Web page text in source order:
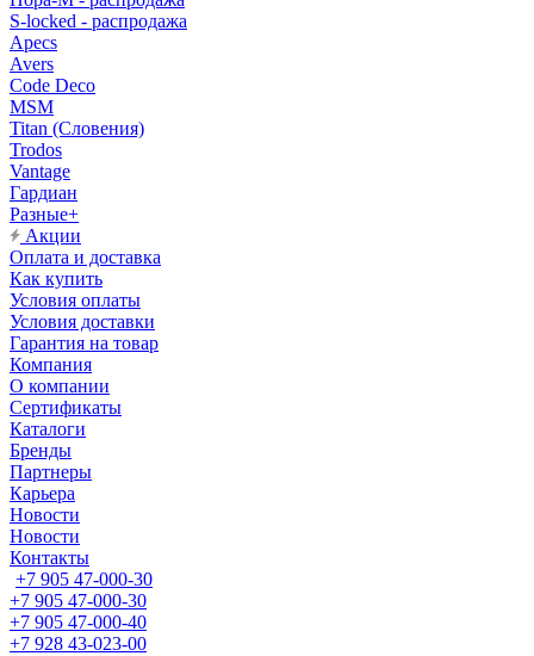
S-locked - распродажа
Apecs
Avers
Code Deco
MSM
Titan (Словения)
Trodos
Vantage
Гардиан
Разные+
Акции
Оплата и доставка
Как купить
Условия оплаты
Условия доставки
Гарантия на товар
Компания
О компании
Сертификаты
Каталоги
Бренды
Партнеры
Карьера
Новости
Новости
Контакты
+7 905 47-000-30
+7 905 47-000-30
+7 905 47-000-40
+7 928 43-023-00